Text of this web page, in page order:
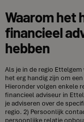
Waarom het
financieel
hebben
Als je in de regio
het erg handig zijn om
Hieronder volgen enkele
financieel adviseur in
je adviseren over de
regio. 2) Persoonlijk
persoonlijke relatie